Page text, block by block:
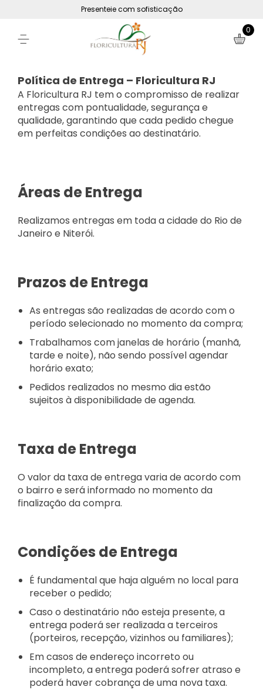
Presenteie com sofisticação
0
Política de Entrega – Floricultura RJ
A Floricultura RJ tem o compromisso de realizar
entregas com pontualidade, segurança e
qualidade, garantindo que cada pedido chegue
em perfeitas condições ao destinatário.
Áreas de Entrega
Realizamos entregas em toda a cidade do Rio de
Janeiro e Niterói.
Prazos de Entrega
As entregas são realizadas de acordo com o
período selecionado no momento da compra;
Trabalhamos com janelas de horário (manhã,
tarde e noite), não sendo possível agendar
horário exato;
Pedidos realizados no mesmo dia estão
sujeitos à disponibilidade de agenda.
Taxa de Entrega
O valor da taxa de entrega varia de acordo com
o bairro e será informado no momento da
finalização da compra.
Condições de Entrega
É fundamental que haja alguém no local para
receber o pedido;
Caso o destinatário não esteja presente, a
entrega poderá ser realizada a terceiros
(porteiros, recepção, vizinhos ou familiares);
Em casos de endereço incorreto ou
incompleto, a entrega poderá sofrer atraso e
poderá haver cobrança de uma nova taxa.